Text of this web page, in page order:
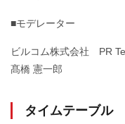
■モデレーター
ビルコム株式会社 PR
髙橋 憲一郎
タイムテーブル